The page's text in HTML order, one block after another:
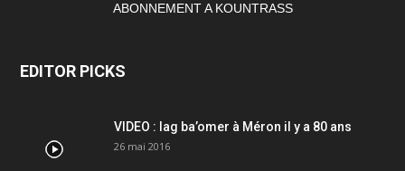
ABONNEMENT A KOUNTRASS
EDITOR PICKS
VIDEO : lag ba’omer à Méron il y a 80 ans
26 mai 2016